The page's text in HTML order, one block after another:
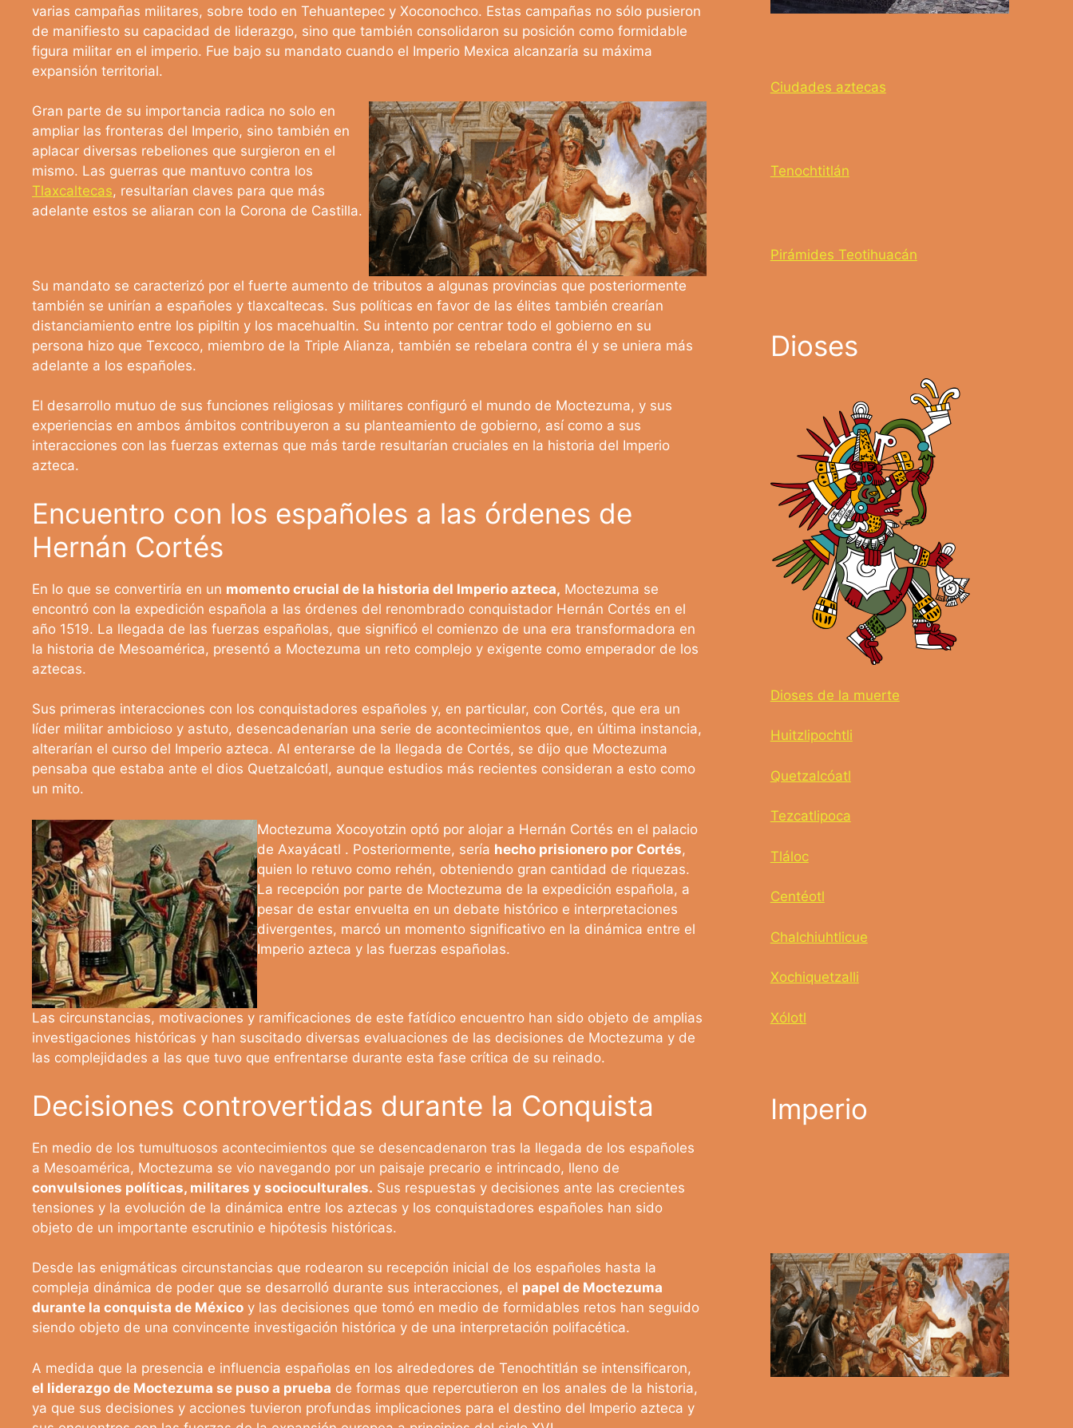
varias campañas militares, sobre todo en Tehuantepec y Xoconochco. Estas campañas no sólo pusieron
de manifiesto su capacidad de liderazgo, sino que también consolidaron su posición como formidable
figura militar en el imperio. Fue bajo su mandato cuando el Imperio Mexica alcanzaría su máxima
expansión territorial.
Gran parte de su importancia radica no solo en
ampliar las fronteras del Imperio, sino también en
aplacar diversas rebeliones que surgieron en el
mismo. Las guerras que mantuvo contra los
Tlaxcaltecas, resultarían claves para que más
adelante estos se aliaran con la Corona de Castilla.
Su mandato se caracterizó por el fuerte aumento de tributos a algunas provincias que posteriormente
también se unirían a españoles y tlaxcaltecas. Sus políticas en favor de las élites también crearían
distanciamiento entre los pipiltin y los macehualtin. Su intento por centrar todo el gobierno en su
persona hizo que Texcoco, miembro de la Triple Alianza, también se rebelara contra él y se uniera más
adelante a los españoles.
El desarrollo mutuo de sus funciones religiosas y militares configuró el mundo de Moctezuma, y sus
experiencias en ambos ámbitos contribuyeron a su planteamiento de gobierno, así como a sus
interacciones con las fuerzas externas que más tarde resultarían cruciales en la historia del Imperio
azteca.
Encuentro con los españoles a las órdenes de
Hernán Cortés
En lo que se convertiría en un momento crucial de la historia del Imperio azteca, Moctezuma se
encontró con la expedición española a las órdenes del renombrado conquistador Hernán Cortés en el
año 1519. La llegada de las fuerzas españolas, que significó el comienzo de una era transformadora en
la historia de Mesoamérica, presentó a Moctezuma un reto complejo y exigente como emperador de los
aztecas.
Sus primeras interacciones con los conquistadores españoles y, en particular, con Cortés, que era un
líder militar ambicioso y astuto, desencadenarían una serie de acontecimientos que, en última instancia,
alterarían el curso del Imperio azteca. Al enterarse de la llegada de Cortés, se dijo que Moctezuma
pensaba que estaba ante el dios Quetzalcóatl, aunque estudios más recientes consideran a esto como
un mito.
Moctezuma Xocoyotzin optó por alojar a Hernán Cortés en el palacio
de Axayácatl . Posteriormente, sería hecho prisionero por Cortés,
quien lo retuvo como rehén, obteniendo gran cantidad de riquezas.
La recepción por parte de Moctezuma de la expedición española, a
pesar de estar envuelta en un debate histórico e interpretaciones
divergentes, marcó un momento significativo en la dinámica entre el
Imperio azteca y las fuerzas españolas.
Las circunstancias, motivaciones y ramificaciones de este fatídico encuentro han sido objeto de amplias
investigaciones históricas y han suscitado diversas evaluaciones de las decisiones de Moctezuma y de
las complejidades a las que tuvo que enfrentarse durante esta fase crítica de su reinado.
Decisiones controvertidas durante la Conquista
En medio de los tumultuosos acontecimientos que se desencadenaron tras la llegada de los españoles
a Mesoamérica, Moctezuma se vio navegando por un paisaje precario e intrincado, lleno de
convulsiones políticas, militares y socioculturales. Sus respuestas y decisiones ante las crecientes
tensiones y la evolución de la dinámica entre los aztecas y los conquistadores españoles han sido
objeto de un importante escrutinio e hipótesis históricas.
Desde las enigmáticas circunstancias que rodearon su recepción inicial de los españoles hasta la
compleja dinámica de poder que se desarrolló durante sus interacciones, el papel de Moctezuma
durante la conquista de México y las decisiones que tomó en medio de formidables retos han seguido
siendo objeto de una convincente investigación histórica y de una interpretación polifacética.
A medida que la presencia e influencia españolas en los alrededores de Tenochtitlán se intensificaron,
el liderazgo de Moctezuma se puso a prueba de formas que repercutieron en los anales de la historia,
ya que sus decisiones y acciones tuvieron profundas implicaciones para el destino del Imperio azteca y
Ciudades aztecas
Tenochtitlán
Pirámides Teotihuacán
Dioses
Dioses de la muerte
Huitzlipochtli
Quetzalcóatl
Tezcatlipoca
Tláloc
Centéotl
Chalchiuhtlicue
Xochiquetzalli
Xólotl
Imperio